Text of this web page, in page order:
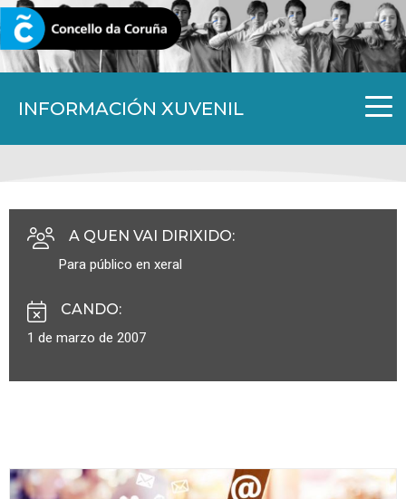
INFORMACIÓN XUVENIL
CORUNA.GAL
A QUEN VAI DIRIXIDO:
Para público en xeral
CANDO:
1 de marzo de 2007